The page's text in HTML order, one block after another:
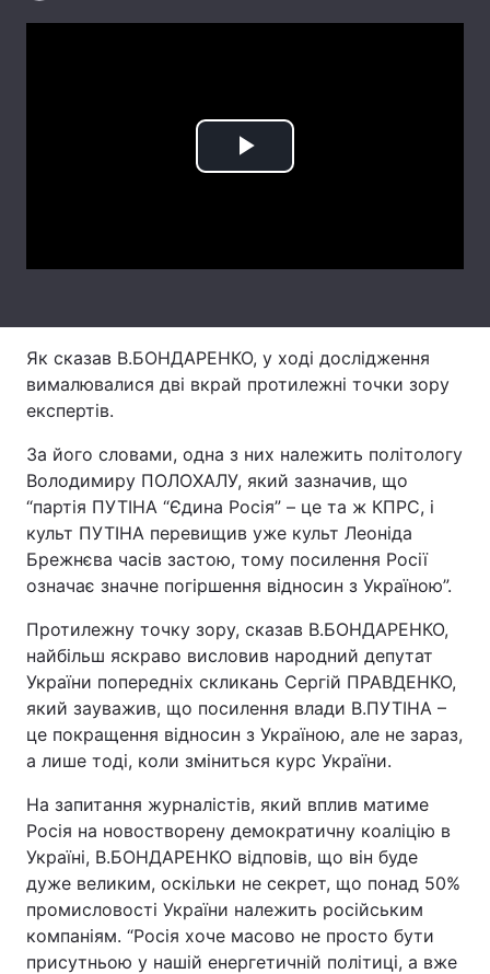
Економіка Світ
Лайт
Інциденти
Цікавинки Погода
Лонгріди
Інтерв'ю Думки
Архів Вакансії
Контакти
Послуги
Тема оформлення
Play
Як сказав В.БОНДАРЕНКО, у ході дослідження
вималювалися дві вкрай протилежні точки зору
експертів.
За його словами, одна з них належить політологу
Володимиру ПОЛОХАЛУ, який зазначив, що
“партія ПУТІНА “Єдина Росія” – це та ж КПРС, і
культ ПУТІНА перевищив уже культ Леоніда
Брежнєва часів застою, тому посилення Росії
означає значне погіршення відносин з Україною”.
Протилежну точку зору, сказав В.БОНДАРЕНКО,
найбільш яскраво висловив народний депутат
України попередніх скликань Сергій ПРАВДЕНКО,
який зауважив, що посилення влади В.ПУТІНА –
це покращення відносин з Україною, але не зараз,
а лише тоді, коли зміниться курс України.
На запитання журналістів, який вплив матиме
Росія на новостворену демократичну коаліцію в
Україні, В.БОНДАРЕНКО відповів, що він буде
дуже великим, оскільки не секрет, що понад 50%
промисловості України належить російським
компаніям. “Росія хоче масово не просто бути
присутньою у нашій енергетичній політиці, а вже